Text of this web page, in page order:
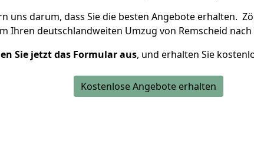
uns darum, dass Sie die besten Angebote erhalten.
Ihren deutschlandweiten Umzug von Remscheid
Sie jetzt das Formular aus, und erhalten Sie
Kostenlose Angebote erhalten